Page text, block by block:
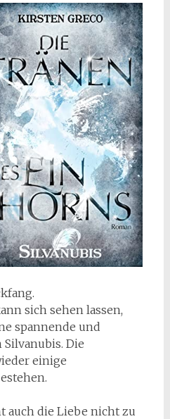
sich sehen lassen,
spannende und
Silvanubis. Die
einige
auch die Liebe nicht zu